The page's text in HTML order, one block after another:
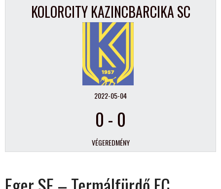
KOLORCITY KAZINCBARCIKA SC
2022-05-04
0 - 0
VÉGEREDMÉNY